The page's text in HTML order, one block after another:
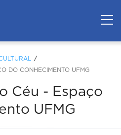
DO CONHECIMENTO UFMG
Céu - Espaço
UFMG